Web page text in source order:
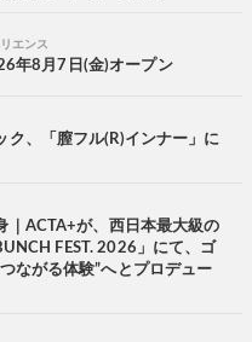
エンス
年8月7日(金)オープン
ク、「膣フル(R)インナー」に
｜ACTA+が、西日本最大級の
FEST. 2026」にて、ゴ
ながる体験”へとプロデュー